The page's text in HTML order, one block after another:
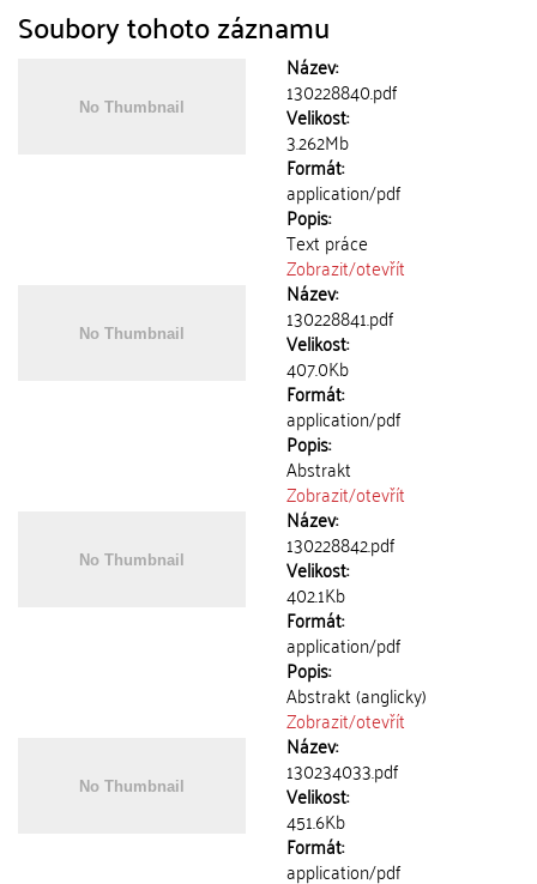
Soubory tohoto záznamu
Název:
130228840.pdf
Velikost:
3.262Mb
Formát:
application/pdf
Popis:
Text práce
Zobrazit/otevřít
Název:
130228841.pdf
Velikost:
407.0Kb
Formát:
application/pdf
Popis:
Abstrakt
Zobrazit/otevřít
Název:
130228842.pdf
Velikost:
402.1Kb
Formát:
application/pdf
Popis:
Abstrakt (anglicky)
Zobrazit/otevřít
Název:
130234033.pdf
Velikost:
451.6Kb
Formát:
application/pdf